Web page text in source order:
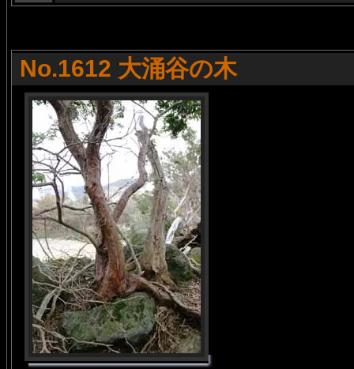
No.1612 大涌谷の木